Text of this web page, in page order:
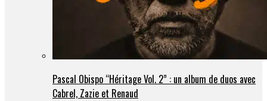
Pascal Obispo “Héritage Vol. 2” : un album de duos avec
Cabrel, Zazie et Renaud